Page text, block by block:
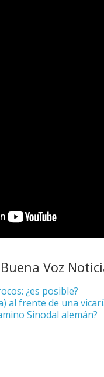
Voz
¿es posible?
al frente de una
Sinodal alemán?